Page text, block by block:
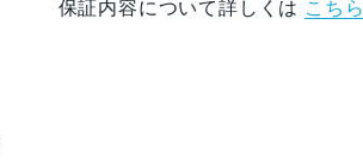
保証内容について詳しくは こちら